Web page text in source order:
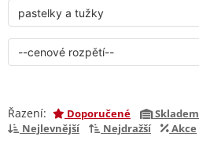
Řazení: Doporučené Skladem
Nejlevnější
Nejdražší Akce